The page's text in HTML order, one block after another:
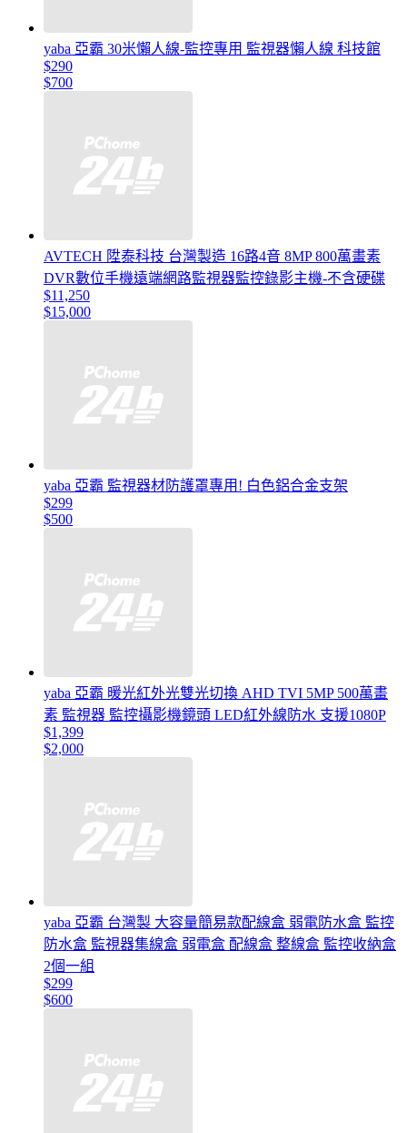
yaba 亞霸 30米懶人線-監控專用 監視器懶人線 科技館
$290
$700
AVTECH 陞泰科技 台灣製造 16路4音 8MP 800萬畫素
DVR數位手機遠端網路監視器監控錄影主機-不含硬碟
$11,250
$15,000
yaba 亞霸 監視器材防護罩專用! 白色鋁合金支架
$299
$500
yaba 亞霸 暖光紅外光雙光切換 AHD TVI 5MP 500萬畫
素 監視器 監控攝影機鏡頭 LED紅外線防水 支援1080P
$1,399
$2,000
yaba 亞霸 台灣製 大容量簡易款配線盒 弱電防水盒 監控
防水盒 監視器集線盒 弱電盒 配線盒 整線盒 監控收納盒
2個一組
$299
$600